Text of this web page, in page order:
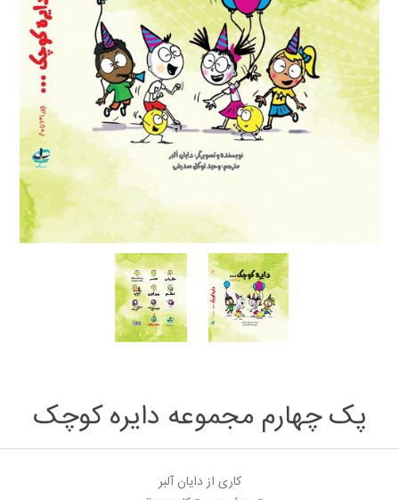
پک چهارم مجموعه دایره کوچک
کاری از دايان آلبر